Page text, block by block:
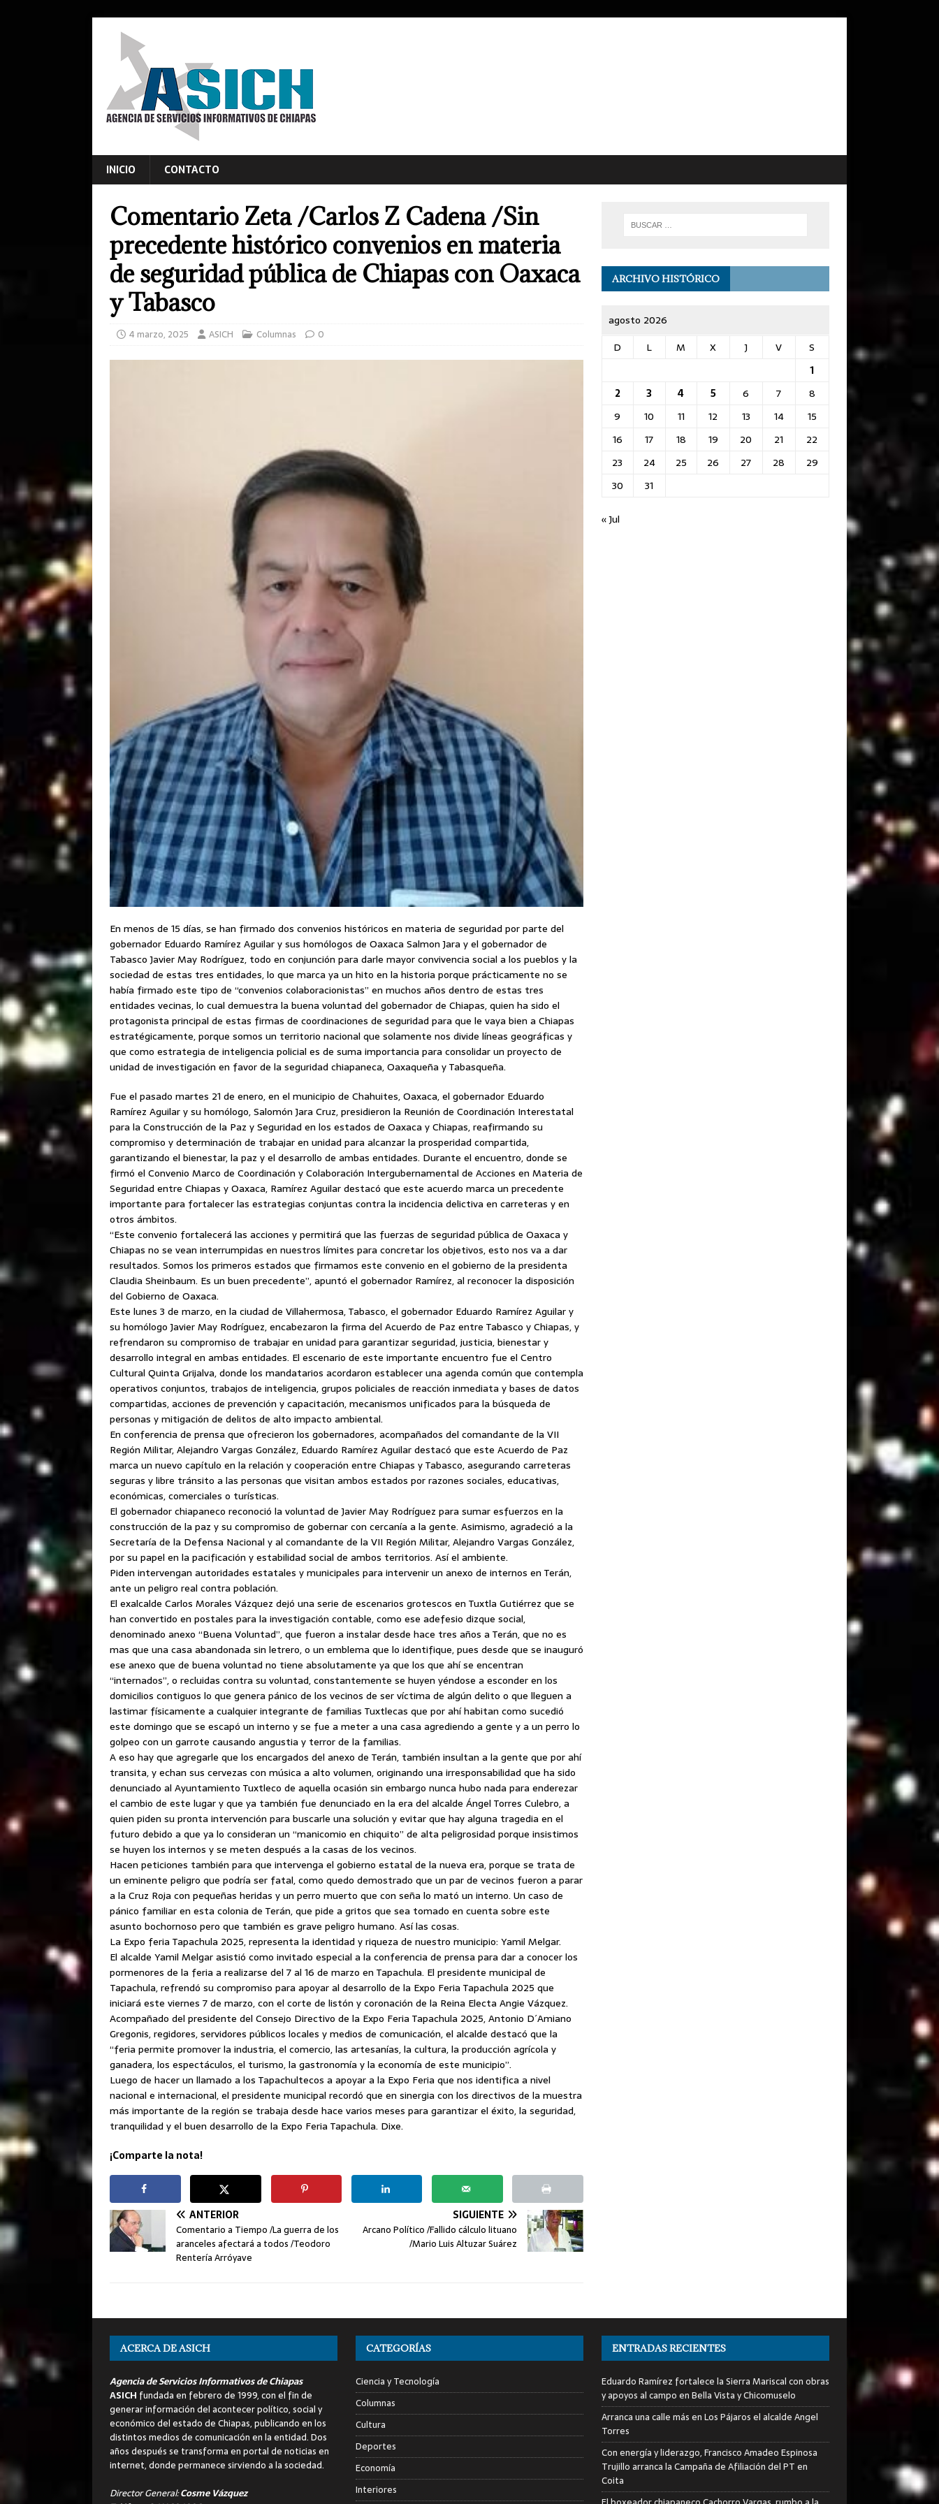
INICIO CONTACTO
Comentario Zeta /Carlos Z Cadena /Sin
precedente histórico convenios en materia
de seguridad pública de Chiapas con Oaxaca
y Tabasco
4 marzo, 2025 ASICH Columnas 0
En menos de 15 días, se han firmado dos convenios históricos en materia de seguridad por parte del
gobernador Eduardo Ramírez Aguilar y sus homólogos de Oaxaca Salmon Jara y el gobernador de
Tabasco Javier May Rodríguez, todo en conjunción para darle mayor convivencia social a los pueblos y la
sociedad de estas tres entidades, lo que marca ya un hito en la historia porque prácticamente no se
había firmado este tipo de “convenios colaboracionistas” en muchos años dentro de estas tres
entidades vecinas, lo cual demuestra la buena voluntad del gobernador de Chiapas, quien ha sido el
protagonista principal de estas firmas de coordinaciones de seguridad para que le vaya bien a Chiapas
estratégicamente, porque somos un territorio nacional que solamente nos divide líneas geográficas y
que como estrategia de inteligencia policial es de suma importancia para consolidar un proyecto de
unidad de investigación en favor de la seguridad chiapaneca, Oaxaqueña y Tabasqueña.
Fue el pasado martes 21 de enero, en el municipio de Chahuites, Oaxaca, el gobernador Eduardo
Ramírez Aguilar y su homólogo, Salomón Jara Cruz, presidieron la Reunión de Coordinación Interestatal
para la Construcción de la Paz y Seguridad en los estados de Oaxaca y Chiapas, reafirmando su
compromiso y determinación de trabajar en unidad para alcanzar la prosperidad compartida,
garantizando el bienestar, la paz y el desarrollo de ambas entidades. Durante el encuentro, donde se
firmó el Convenio Marco de Coordinación y Colaboración Intergubernamental de Acciones en Materia de
Seguridad entre Chiapas y Oaxaca, Ramírez Aguilar destacó que este acuerdo marca un precedente
importante para fortalecer las estrategias conjuntas contra la incidencia delictiva en carreteras y en
otros ámbitos.
“Este convenio fortalecerá las acciones y permitirá que las fuerzas de seguridad pública de Oaxaca y
Chiapas no se vean interrumpidas en nuestros límites para concretar los objetivos, esto nos va a dar
resultados. Somos los primeros estados que firmamos este convenio en el gobierno de la presidenta
Claudia Sheinbaum. Es un buen precedente”, apuntó el gobernador Ramírez, al reconocer la disposición
del Gobierno de Oaxaca.
Este lunes 3 de marzo, en la ciudad de Villahermosa, Tabasco, el gobernador Eduardo Ramírez Aguilar y
su homólogo Javier May Rodríguez, encabezaron la firma del Acuerdo de Paz entre Tabasco y Chiapas, y
refrendaron su compromiso de trabajar en unidad para garantizar seguridad, justicia, bienestar y
desarrollo integral en ambas entidades. El escenario de este importante encuentro fue el Centro
Cultural Quinta Grijalva, donde los mandatarios acordaron establecer una agenda común que contempla
operativos conjuntos, trabajos de inteligencia, grupos policiales de reacción inmediata y bases de datos
compartidas, acciones de prevención y capacitación, mecanismos unificados para la búsqueda de
personas y mitigación de delitos de alto impacto ambiental.
En conferencia de prensa que ofrecieron los gobernadores, acompañados del comandante de la VII
Región Militar, Alejandro Vargas González, Eduardo Ramírez Aguilar destacó que este Acuerdo de Paz
marca un nuevo capítulo en la relación y cooperación entre Chiapas y Tabasco, asegurando carreteras
seguras y libre tránsito a las personas que visitan ambos estados por razones sociales, educativas,
económicas, comerciales o turísticas.
El gobernador chiapaneco reconoció la voluntad de Javier May Rodríguez para sumar esfuerzos en la
construcción de la paz y su compromiso de gobernar con cercanía a la gente. Asimismo, agradeció a la
Secretaría de la Defensa Nacional y al comandante de la VII Región Militar, Alejandro Vargas González,
por su papel en la pacificación y estabilidad social de ambos territorios. Así el ambiente.
Piden intervengan autoridades estatales y municipales para intervenir un anexo de internos en Terán,
ante un peligro real contra población.
El exalcalde Carlos Morales Vázquez dejó una serie de escenarios grotescos en Tuxtla Gutiérrez que se
han convertido en postales para la investigación contable, como ese adefesio dizque social,
denominado anexo “Buena Voluntad”, que fueron a instalar desde hace tres años a Terán, que no es
mas que una casa abandonada sin letrero, o un emblema que lo identifique, pues desde que se inauguró
ese anexo que de buena voluntad no tiene absolutamente ya que los que ahí se encentran
“internados”, o recluidas contra su voluntad, constantemente se huyen yéndose a esconder en los
domicilios contiguos lo que genera pánico de los vecinos de ser víctima de algún delito o que lleguen a
lastimar físicamente a cualquier integrante de familias Tuxtlecas que por ahí habitan como sucedió
este domingo que se escapó un interno y se fue a meter a una casa agrediendo a gente y a un perro lo
golpeo con un garrote causando angustia y terror de la familias.
A eso hay que agregarle que los encargados del anexo de Terán, también insultan a la gente que por ahí
transita, y echan sus cervezas con música a alto volumen, originando una irresponsabilidad que ha sido
denunciado al Ayuntamiento Tuxtleco de aquella ocasión sin embargo nunca hubo nada para enderezar
el cambio de este lugar y que ya también fue denunciado en la era del alcalde Ángel Torres Culebro, a
quien piden su pronta intervención para buscarle una solución y evitar que hay alguna tragedia en el
futuro debido a que ya lo consideran un “manicomio en chiquito” de alta peligrosidad porque insistimos
se huyen los internos y se meten después a la casas de los vecinos.
Hacen peticiones también para que intervenga el gobierno estatal de la nueva era, porque se trata de
un eminente peligro que podría ser fatal, como quedo demostrado que un par de vecinos fueron a parar
a la Cruz Roja con pequeñas heridas y un perro muerto que con seña lo mató un interno. Un caso de
pánico familiar en esta colonia de Terán, que pide a gritos que sea tomado en cuenta sobre este
asunto bochornoso pero que también es grave peligro humano. Así las cosas.
La Expo feria Tapachula 2025, representa la identidad y riqueza de nuestro municipio: Yamil Melgar.
El alcalde Yamil Melgar asistió como invitado especial a la conferencia de prensa para dar a conocer los
pormenores de la feria a realizarse del 7 al 16 de marzo en Tapachula. El presidente municipal de
Tapachula, refrendó su compromiso para apoyar al desarrollo de la Expo Feria Tapachula 2025 que
iniciará este viernes 7 de marzo, con el corte de listón y coronación de la Reina Electa Angie Vázquez.
Acompañado del presidente del Consejo Directivo de la Expo Feria Tapachula 2025, Antonio D´Amiano
Gregonis, regidores, servidores públicos locales y medios de comunicación, el alcalde destacó que la
“feria permite promover la industria, el comercio, las artesanías, la cultura, la producción agrícola y
ganadera, los espectáculos, el turismo, la gastronomía y la economía de este municipio”.
Luego de hacer un llamado a los Tapachultecos a apoyar a la Expo Feria que nos identifica a nivel
nacional e internacional, el presidente municipal recordó que en sinergia con los directivos de la muestra
más importante de la región se trabaja desde hace varios meses para garantizar el éxito, la seguridad,
tranquilidad y el buen desarrollo de la Expo Feria Tapachula. Dixe.
¡Comparte la nota!
ANTERIOR
Comentario a Tiempo /La guerra de los
aranceles afectará a todos /Teodoro
Rentería Arróyave
SIGUIENTE
Arcano Político /Fallido cálculo lituano
/Mario Luis Altuzar Suárez
ARCHIVO HISTÓRICO
agosto 2026
D
L M X J V
S
1
2
3 4 5 6 7
8
9
10 11 12 13 14
15
16
17 18 19 20 21
22
23
24 25 26 27 28
29
30
31
« Jul
ACERCA DE ASICH
Agencia de Servicios Informativos de Chiapas
ASICH fundada en febrero de 1999, con el fin de
generar información del acontecer político, social y
económico del estado de Chiapas, publicando en los
distintos medios de comunicación en la entidad. Dos
años después se transforma en portal de noticias en
internet, donde permanece sirviendo a la sociedad.
Director General:Cosme Vázquez
CATEGORÍAS
Ciencia y Tecnología
Columnas
Cultura
Deportes
Economía
Interiores
ENTRADAS RECIENTES
Eduardo Ramírez fortalece la Sierra Mariscal con obras
y apoyos al campo en Bella Vista y Chicomuselo
Arranca una calle más en Los Pájaros el alcalde Angel
Torres
Con energía y liderazgo, Francisco Amadeo Espinosa
Trujillo arranca la Campaña de Afiliación del PT en
Coita